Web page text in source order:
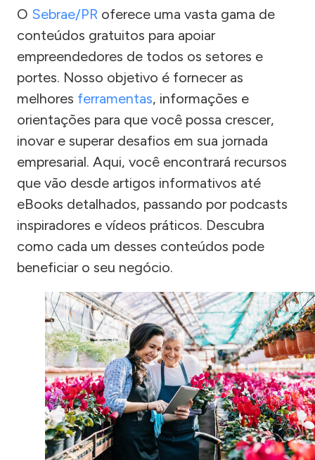
O Sebrae/PR oferece uma vasta gama de
conteúdos gratuitos para apoiar
empreendedores de todos os setores e
portes. Nosso objetivo é fornecer as
melhores ferramentas, informações e
orientações para que você possa crescer,
inovar e superar desafios em sua jornada
empresarial. Aqui, você encontrará recursos
que vão desde artigos informativos até
eBooks detalhados, passando por podcasts
inspiradores e vídeos práticos. Descubra
como cada um desses conteúdos pode
beneficiar o seu negócio.